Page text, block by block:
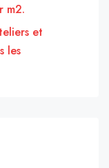
m2.
et
les